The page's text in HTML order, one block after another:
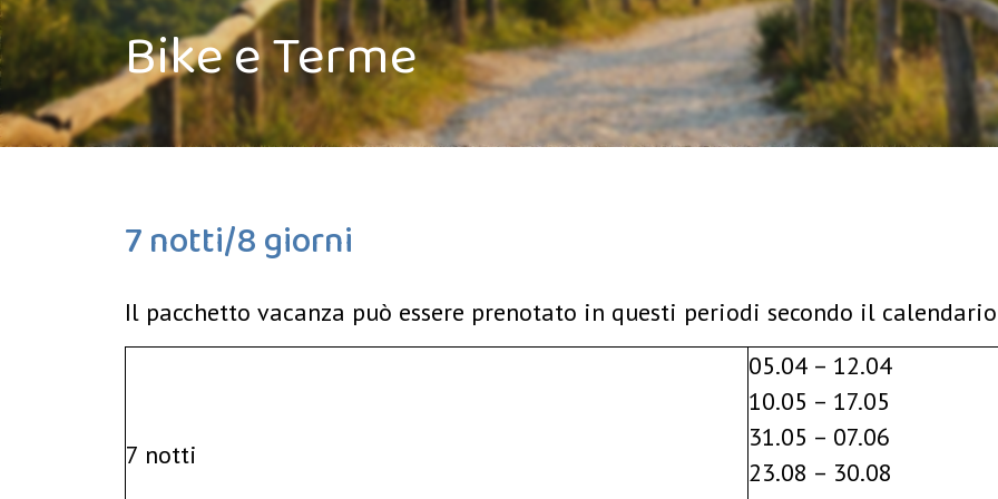
Bike e Terme
7 notti/8 giorni
Il pacchetto vacanza può essere prenotato in questi periodi secondo il
7 notti
05.04 – 12.04
10.05 – 17.05
31.05 – 07.06
23.08 – 30.08